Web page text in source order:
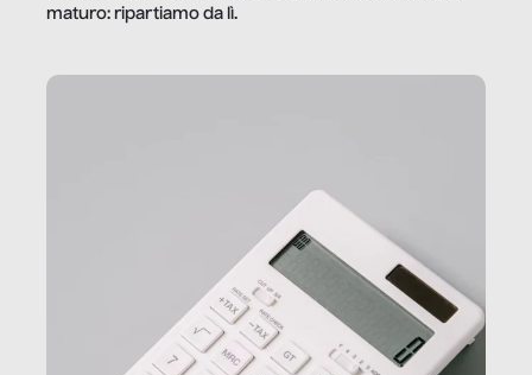
maturo: ripartiamo da lì.